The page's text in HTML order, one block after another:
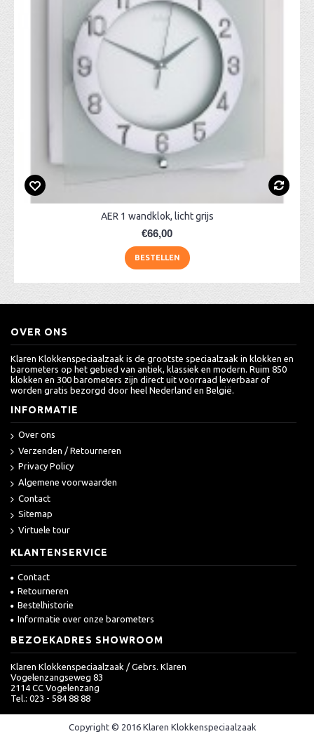
AER 1 wandklok, licht grijs
€66,00
BESTELLEN
OVER ONS
Klaren Klokkenspeciaalzaak is de grootste speciaalzaak in klokken en
barometers op het gebied van antiek, klassiek en modern. Ruim 850
klokken en 300 barometers zijn direct uit voorraad leverbaar of
worden gratis bezorgd door heel Nederland en België.
INFORMATIE
Over ons
Verzenden / Retourneren
Privacy Policy
Algemene voorwaarden
Contact
Sitemap
Virtuele tour
KLANTENSERVICE
Contact
Retourneren
Bestelhistorie
Informatie over onze barometers
BEZOEKADRES SHOWROOM
Klaren Klokkenspeciaalzaak / Gebrs. Klaren
Vogelenzangseweg 83
2114 CC Vogelenzang
Tel.: 023 - 584 88 88
Copyright © 2016 Klaren Klokkenspeciaalzaak